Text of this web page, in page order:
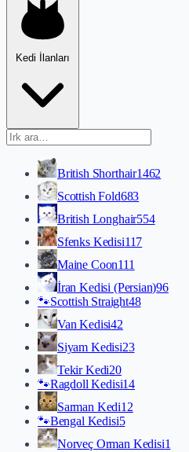
Kedi İlanları
British Shorthair1462
Scottish Fold683
British Longhair554
Sfenks Kedisi117
Maine Coon111
İran Kedisi (Persian)96
🐾Scottish Straight48
Van Kedisi42
Siyam Kedisi23
Tekir Kedi20
🐾Ragdoll Kedisi14
Sarman Kedi12
🐾Bengal Kedisi5
Norveç Orman Kedisi1